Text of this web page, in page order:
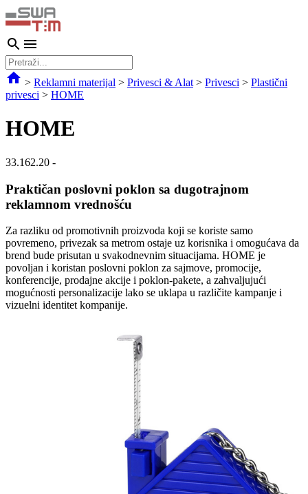
> Reklamni materijal > Privesci & Alat > Privesci > Plastični
privesci > HOME
HOME
33.162.20 -
Praktičan poslovni poklon sa dugotrajnom
reklamnom vrednošću
Za razliku od promotivnih proizvoda koji se koriste samo
povremeno, privezak sa metrom ostaje uz korisnika i omogućava da
brend bude prisutan u svakodnevnim situacijama. HOME je
povoljan i koristan poslovni poklon za sajmove, promocije,
konferencije, prodajne akcije i poklon-pakete, a zahvaljujući
mogućnosti personalizacije lako se uklapa u različite kampanje i
vizuelni identitet kompanije.